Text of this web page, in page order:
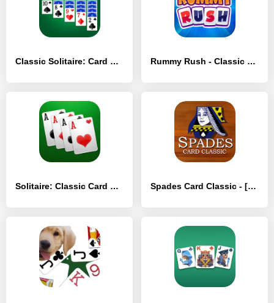
Classic Solitaire: Card Games - [MOD Много денег] Rummy Rush - Classic Card Game - [MOD Много монет]
Solitaire: Classic Card Games - [MOD Бесконечные деньги] Spades Card Classic - [MOD Бесконечные монеты]